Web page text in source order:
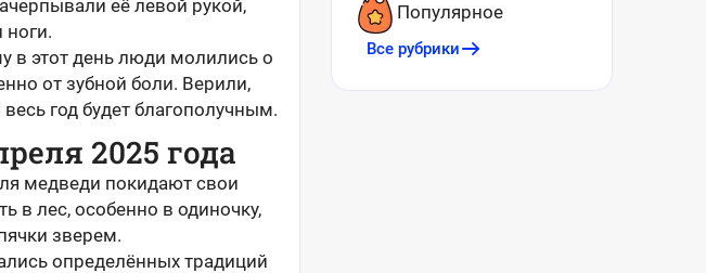
её левой рукой,
ноги.
в этот день люди молились о
от зубной боли. Верили,
весь год будет благополучным.
2025 года
медведи покидают свои
в лес, особенно в одиночку,
зверем.
определённых традиций
Популярное
Все рубрики